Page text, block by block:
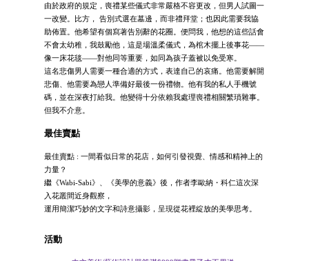
由於政府的規定，喪禮某些儀式非常嚴格不容更改，但男人試圖一
一改變。比方， 告別式選在墓邊，而非禮拜堂；也因此需要我協
助佈置。他希望有個寫著告別辭的花圈。便問我，他想的這些話會
不會太幼稚，我鼓勵他，這是場溫柔儀式，為棺木擺上後事花——
像一床花毯——對他同等重要，如同為孩子蓋被以免受寒。
這名悲傷男人需要一種合適的方式，表達自己的哀痛。他需要解開
悲傷、他需要為戀人準備好最後一份禮物。他有我的私人手機號
碼，並在深夜打給我。他變得十分依賴我處理喪禮相關繁瑣雜事。
但我不介意。
最佳賣點
最佳賣點 : 一間看似日常的花店，如何引發視覺、情感和精神上的
力量？
繼《Wabi-Sabi》、《美學的意義》後，作者李歐納・科仁這次深
入花叢間近身觀察，
運用簡潔巧妙的文字和詩意攝影，呈現從花裡綻放的美學思考。
活動